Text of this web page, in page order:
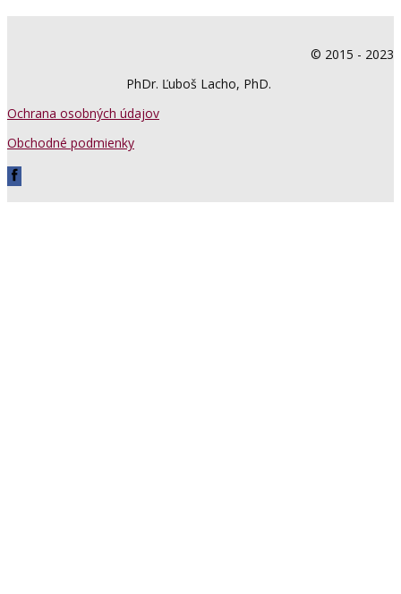
© 2015 - 2023
PhDr. Ľuboš Lacho, PhD.
Ochrana osobných údajov
Obchodné podmienky